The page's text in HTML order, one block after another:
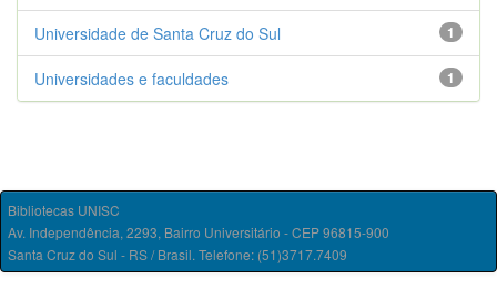
1
Universidade de Santa Cruz do Sul
1
Universidades e faculdades
Bibliotecas UNISC
Av. Independência, 2293, Bairro Universitário - CEP 96815-900
Santa Cruz do Sul - RS / Brasil. Telefone: (51)3717.7409